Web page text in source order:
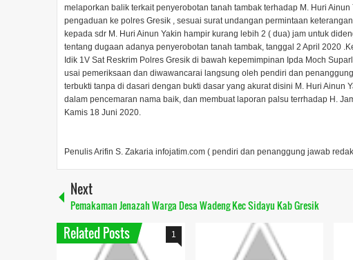
melaporkan balik terkait penyerobotan tanah tambak terhadap M. Huri
pengaduan ke polres Gresik , sesuai surat undangan permintaan
kepada sdr M. Huri Ainun Yakin hampir kurang lebih 2 ( dua) jam untuk
tentang dugaan adanya penyerobotan tanah tambak, tanggal 2 April 2020
Idik 1V Sat Reskrim Polres Gresik di bawah kepemimpinan Ipda Moch
usai pemeriksaan dan diwawancarai langsung oleh pendiri dan
terbukti tanpa di dasari dengan bukti dasar yang akurat disini M. Huri Ainun
dalam pencemaran nama baik, dan membuat laporan palsu terrhadap H.
Kamis 18 Juni 2020.
Penulis Arifin S. Zakaria infojatim.com ( pendiri dan penanggung jawab
Next
Pemakaman Jenazah Warga Desa Wadeng Kec Sidayu Kab Gresik
Related Posts 1